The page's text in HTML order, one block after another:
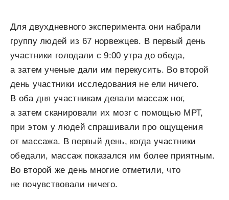
Для двухдневного эксперимента они набрали
группу людей из 67 норвежцев. В первый день
участники голодали с 9:00 утра до обеда,
а затем ученые дали им перекусить. Во второй
день участники исследования не ели ничего.
В оба дня участникам делали массаж ног,
а затем сканировали их мозг с помощью МРТ,
при этом у людей спрашивали про ощущения
от массажа. В первый день, когда участники
обедали, массаж показался им более приятным.
Во второй же день многие отметили, что
не почувствовали ничего.